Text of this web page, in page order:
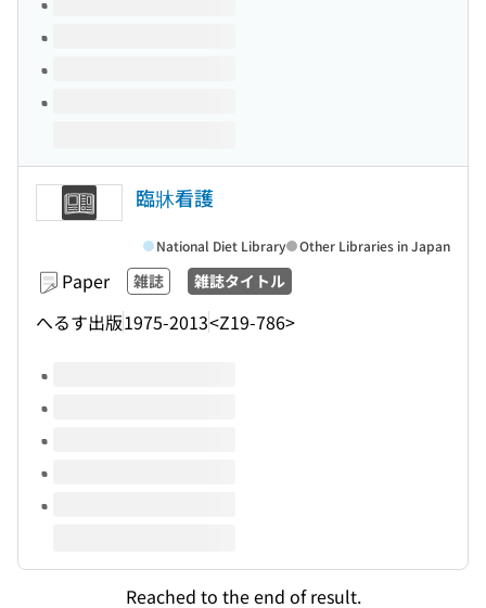
臨牀看護
Paper 雑誌 雑誌タイトル
へるす出版1975-2013<Z19-786>
National Diet Library Other Libraries in Japan
Volumes of this title
Reached to the end of result.